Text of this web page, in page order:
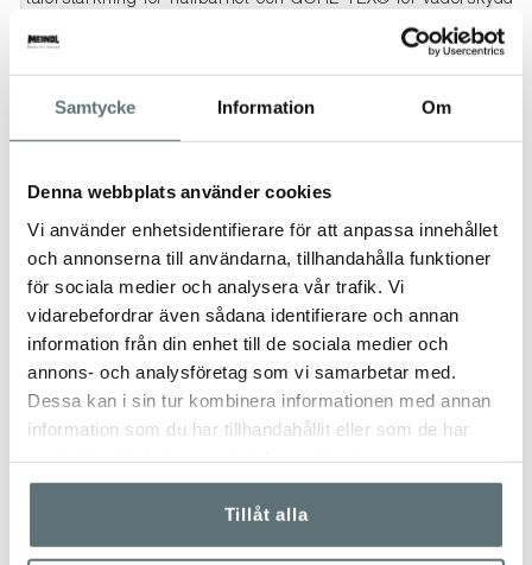
Samtycke Information Om
Denna webbplats använder cookies
Vi använder enhetsidentifierare för att anpassa innehållet
och annonserna till användarna, tillhandahålla funktioner
för sociala medier och analysera vår trafik. Vi
vidarebefordrar även sådana identifierare och annan
information från din enhet till de sociala medier och
annons- och analysföretag som vi samarbetar med.
Dessa kan i sin tur kombinera informationen med annan
information som du har tillhandahållit eller som de har
Tillåt alla
behöver både rörlighet och uthålligt stöd i urban miljö och
Meindls skor och kängor behöver regelbunden skovård för
livslängden. Skorna bör impregneras med
medMeindl SportWaxför att vårda lädret och bevara dess
smidighet och hållbarhet.
Se vidare information om rätt skovård här
STORLEK
- Se rekommendationer i bildspelet.
-----------------------------------------------------
RÄTT STRUMPOR
att välja den bästa strumpan för den avsedda användningen.